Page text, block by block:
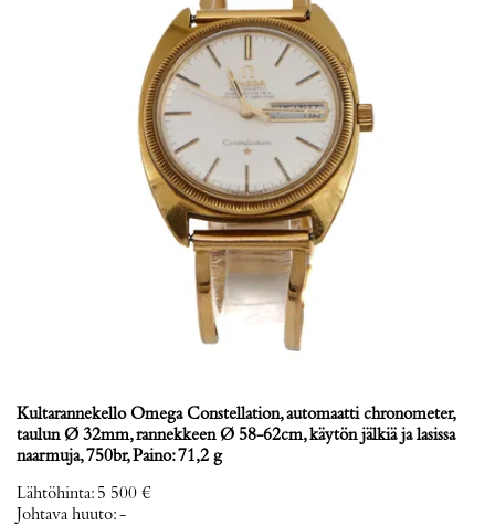
Kultarannekello Omega Constellation, automaatti chronometer,
taulun Ø 32mm, rannekkeen Ø 58-62cm, käytön jälkiä ja lasissa
naarmuja, 750br, Paino: 71,2 g
Lähtöhinta: 5 500 €
Johtava huuto:-